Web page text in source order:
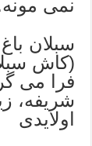
نمی
سبلان
(کاش
فرا می
شریفه،
اولایدی